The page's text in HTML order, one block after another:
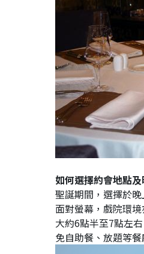
如何選擇約會地點及
聖誕期間，選擇於
面對螢幕，戲院環
大約6點半至7點左
免自助餐、放題等